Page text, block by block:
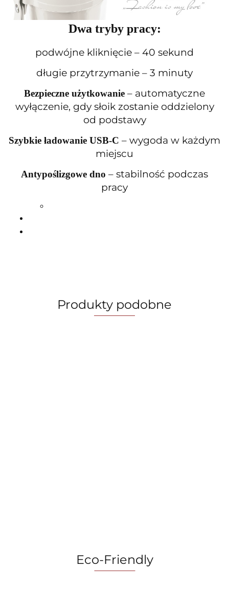
Dwa tryby pracy:
podwójne kliknięcie – 40 sekund
długie przytrzymanie – 3 minuty
Bezpieczne użytkowanie – automatyczne
wyłączenie, gdy słoik zostanie oddzielony
od podstawy
Szybkie ładowanie USB-C – wygoda w każdym
miejscu
Antypoślizgowe dno – stabilność podczas
pracy
Produkty podobne
Eco-Friendly